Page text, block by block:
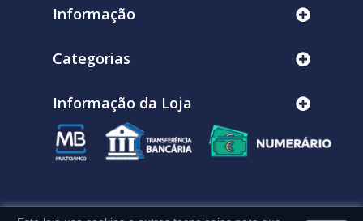
Informação
Categorias
Informação da Loja